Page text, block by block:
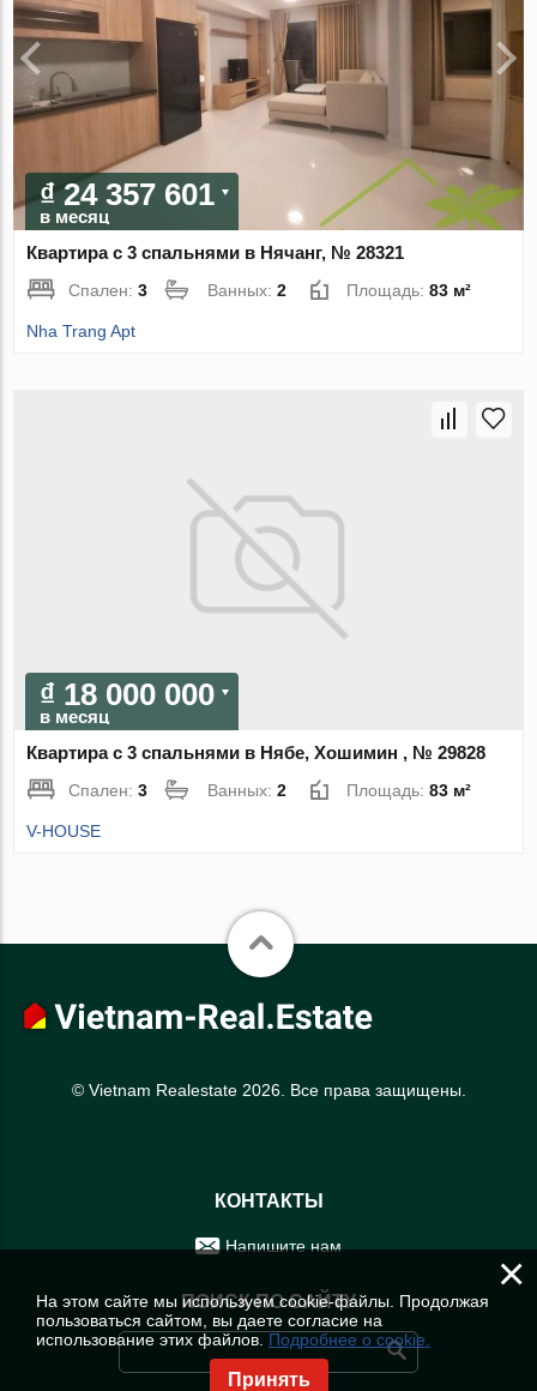
₫ 24 357 601
в месяц
Квартира с 3 спальнями в Нячанг, № 28321
Спален:3 Ванных:2 Площадь:83 м²
Nha Trang Apt
₫ 18 000 000
в месяц
Квартира с 3 спальнями в Нябе, Хошимин , № 29828
Спален:3 Ванных:2 Площадь:83 м²
V-HOUSE
© Vietnam Realestate 2026. Все права защищены.
КОНТАКТЫ
Напишите нам
ПОИСК ПО САЙТУ
×
На этом сайте мы используем cookie-файлы. Продолжая
пользоваться сайтом, вы даете согласие на
использование этих файлов. Подробнее о cookie.
Принять